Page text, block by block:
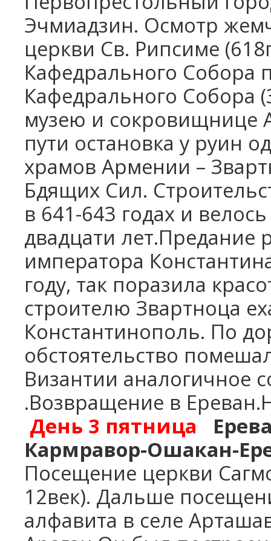
Школьные каникулы в Армении -
5 дней
Школьные каникулы в Армении -
7 дней
Эчмиадзин. Осмотр
церкви Св. Рипсиме
Кафедрального Собора
Кафедрального Собора
музею и сокровищнице
пути остановка у руин
храмов Армении –
Бдящих Сил.
в 641-643 годах и
двадцати лет.Предание
императора
году, так поразила
строителю Звартноца
Константинополь. По
обстоятельство
Византии аналогичное
.Возвращение в
День 3 пятница
Кармравор-Ошакан-
Посещение церкви
12век). Дальше
алфавита в селе